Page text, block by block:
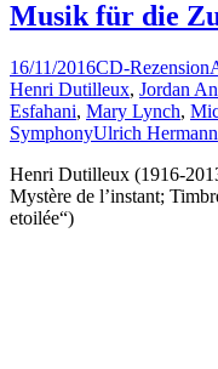
Musik für die
16/11/2016CD-Rezension
Henri Dutilleux, Jordan
Esfahani, Mary Lynch,
SymphonyUlrich Hermann
Henri Dutilleux (1916-
Mystère de l’instant;
etoilée“)